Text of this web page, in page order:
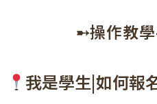
➸操作教
我是學生|如何報